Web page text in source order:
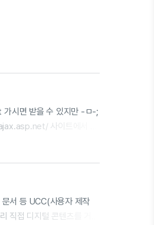
시면 받을 수 있지만 -ㅁ-;
사이트에서 참
서 등 UCC(사용자 제작
직접 디지털 콘텐츠를 거